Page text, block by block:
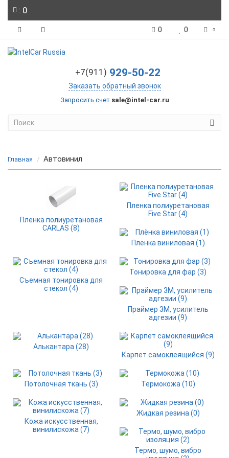
: 0
0 0
+7(911) 929-50-22
Заказать обратный звонок
Запросить счет sale@intel-car.ru
Главная Автовинил
Пленка полиуретановая
CARLAS (8)
Пленка полиуретановая
Five Star (4)
Плёнка виниловая (1)
Съемная тонировка для
стекол (4)
Тонировка для фар (3)
Праймер 3М, усилитель
адгезии (9)
Алькантара (28)
Карпет самоклеящийся (9)
Потолочная ткань (3) Термокожа (10)
Кожа искусственная,
винилискожа (7)
Жидкая резина (0)
Термо, шумо, вибро